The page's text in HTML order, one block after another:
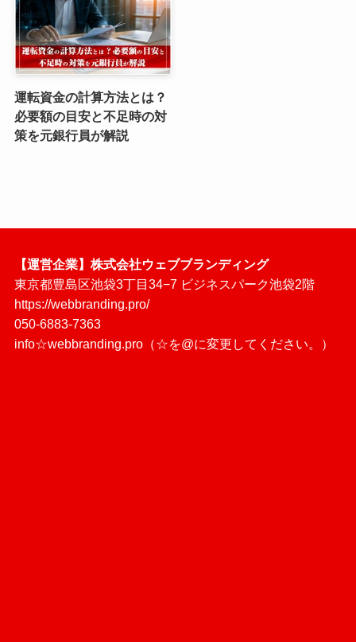
運転資金の計算方法とは？
必要額の目安と不足時の対
策を元銀行員が解説
【運営企業】株式会社ウェブブランディング
東京都豊島区池袋3丁目34−7 ビジネスパーク池袋2階
https://webbranding.pro/
050-6883-7363
info☆webbranding.pro（☆を@に変更してください。）